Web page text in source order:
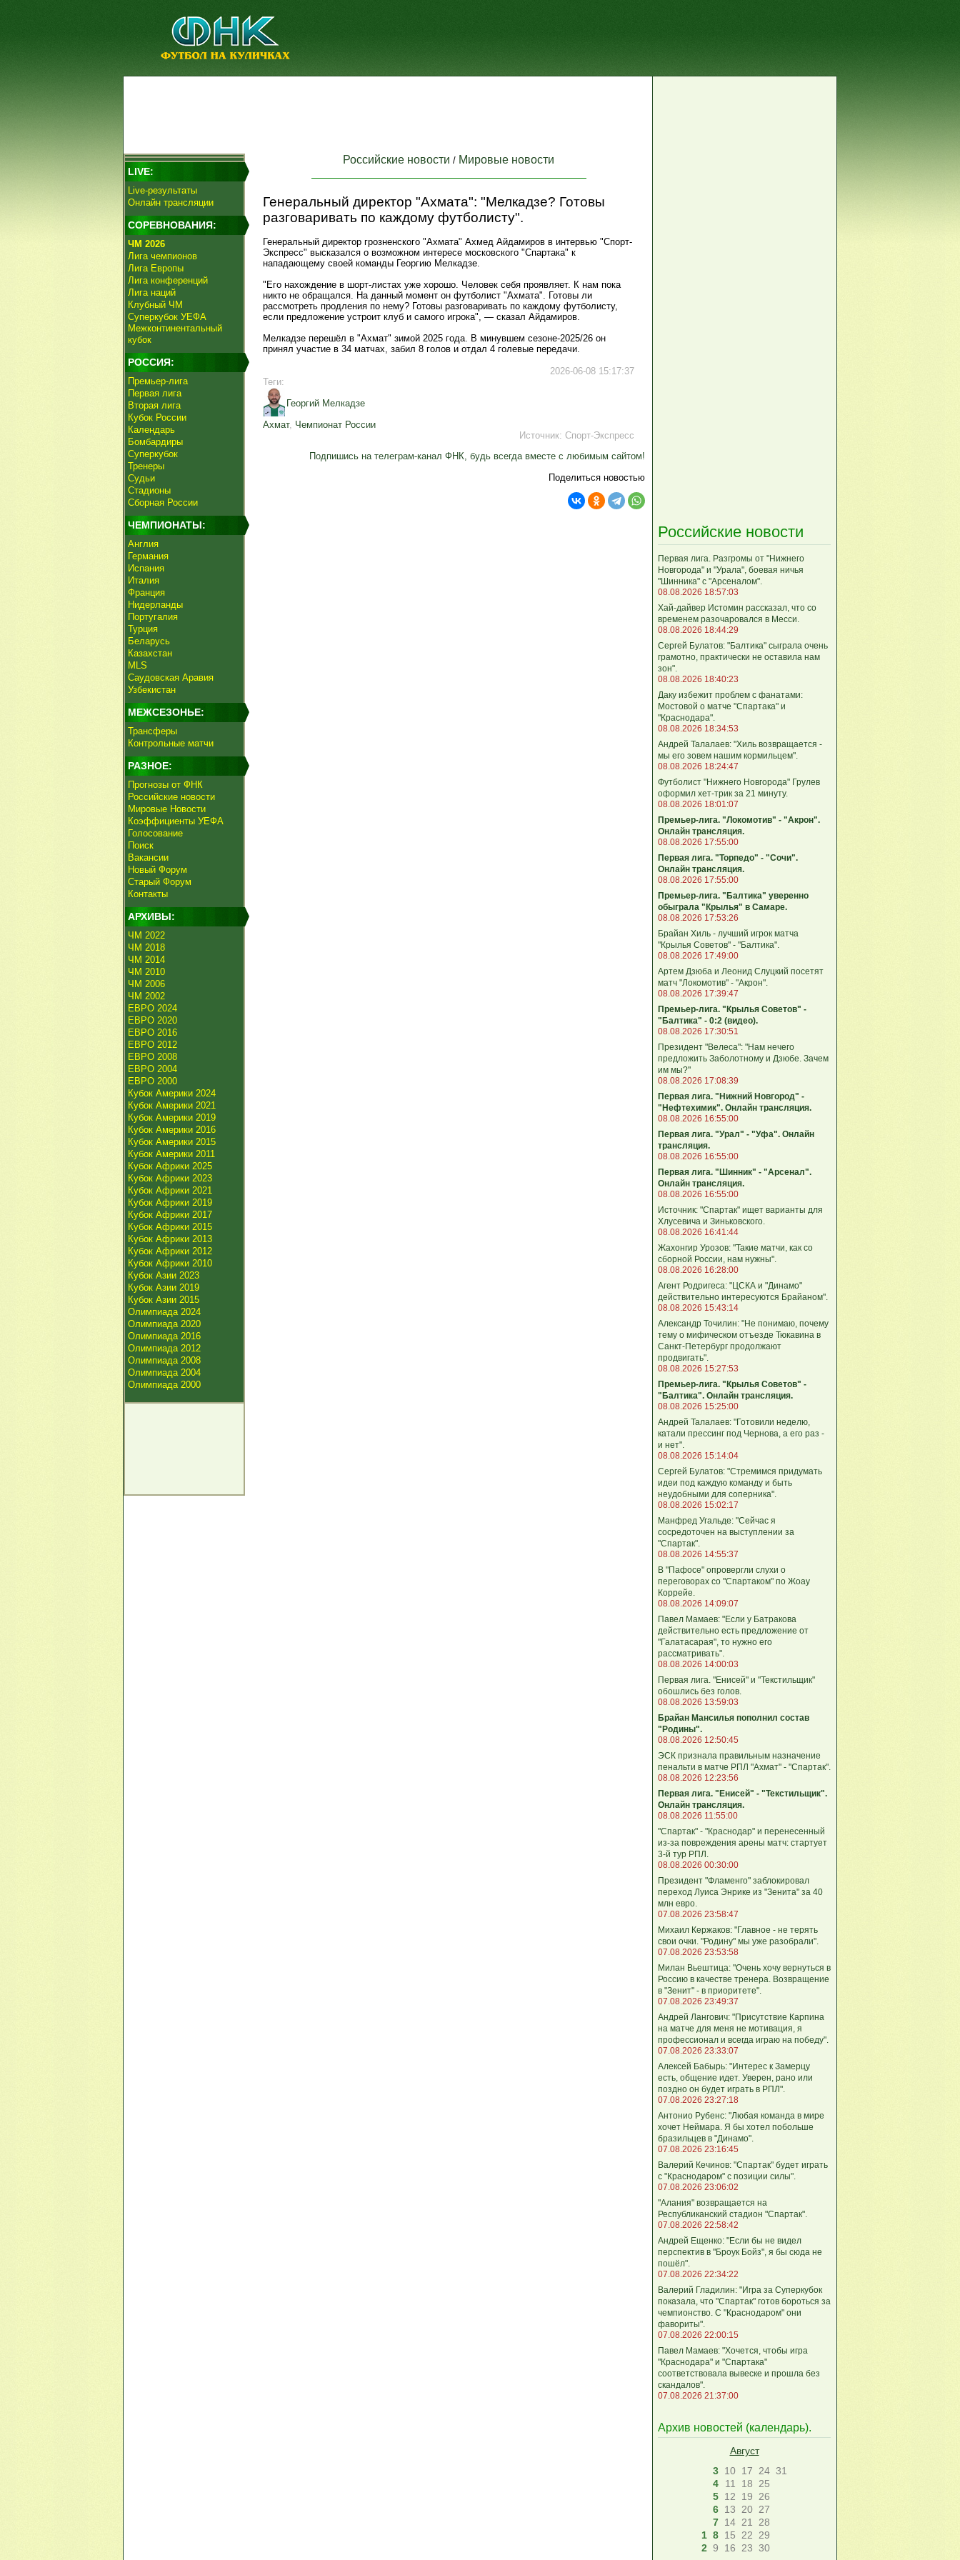
LIVE:
Live-результаты
Онлайн трансляции
СОРЕВНОВАНИЯ:
ЧМ 2026
Лига чемпионов
Лига Европы
Лига конференций
Лига наций
Клубный ЧМ
Суперкубок УЕФА
Межконтинентальный
кубок
РОССИЯ:
Премьер-лига
Первая лига
Вторая лига
Кубок России
Календарь
Бомбардиры
Суперкубок
Тренеры
Судьи
Стадионы
Сборная России
ЧЕМПИОНАТЫ:
Англия
Германия
Испания
Италия
Франция
Нидерланды
Португалия
Турция
Беларусь
Казахстан
MLS
Саудовская Аравия
Узбекистан
МЕЖСЕЗОНЬЕ:
Трансферы
Контрольные матчи
РАЗНОЕ:
Прогнозы от ФНК
Российские новости
Мировые Новости
Коэффициенты УЕФА
Голосование
Поиск
Вакансии
Новый Форум
Старый Форум
Контакты
АРХИВЫ:
ЧМ 2022
ЧМ 2018
ЧМ 2014
ЧМ 2010
ЧМ 2006
ЧМ 2002
ЕВРО 2024
ЕВРО 2020
ЕВРО 2016
ЕВРО 2012
ЕВРО 2008
ЕВРО 2004
ЕВРО 2000
Кубок Америки 2024
Кубок Америки 2021
Кубок Америки 2019
Кубок Америки 2016
Кубок Америки 2015
Кубок Америки 2011
Кубок Африки 2025
Кубок Африки 2023
Кубок Африки 2021
Кубок Африки 2019
Кубок Африки 2017
Кубок Африки 2015
Кубок Африки 2013
Кубок Африки 2012
Кубок Африки 2010
Кубок Азии 2023
Кубок Азии 2019
Кубок Азии 2015
Олимпиада 2024
Олимпиада 2020
Олимпиада 2016
Олимпиада 2012
Олимпиада 2008
Олимпиада 2004
Олимпиада 2000
Российские новости / Мировые новости
Генеральный директор "Ахмата": "Мелкадзе? Готовы
разговаривать по каждому футболисту".
Генеральный директор грозненского "Ахмата" Ахмед Айдамиров в интервью "Спорт-
Экспресс" высказался о возможном интересе московского "Спартака" к
нападающему своей команды Георгию Мелкадзе.
"Его нахождение в шорт-листах уже хорошо. Человек себя проявляет. К нам пока
никто не обращался. На данный момент он футболист "Ахмата". Готовы ли
рассмотреть продления по нему? Готовы разговаривать по каждому футболисту,
если предложение устроит клуб и самого игрока", — сказал Айдамиров.
Мелкадзе перешёл в "Ахмат" зимой 2025 года. В минувшем сезоне-2025/26 он
принял участие в 34 матчах, забил 8 голов и отдал 4 голевые передачи.
2026-06-08 15:17:37
Теги:
Георгий Мелкадзе
Ахмат, Чемпионат России
Источник: Спорт-Экспресс
Подпишись на телеграм-канал ФНК, будь всегда вместе с любимым сайтом!
Поделиться новостью
Российские новости
Первая лига. Разгромы от "Нижнего
Новгорода" и "Урала", боевая ничья
"Шинника" с "Арсеналом".
08.08.2026 18:57:03
Хай-дайвер Истомин рассказал, что со
временем разочаровался в Месси.
08.08.2026 18:44:29
Сергей Булатов: "Балтика" сыграла очень
грамотно, практически не оставила нам
зон".
08.08.2026 18:40:23
Даку избежит проблем с фанатами:
Мостовой о матче "Спартака" и
"Краснодара".
08.08.2026 18:34:53
Андрей Талалаев: "Хиль возвращается -
мы его зовем нашим кормильцем".
08.08.2026 18:24:47
Футболист "Нижнего Новгорода" Грулев
оформил хет-трик за 21 минуту.
08.08.2026 18:01:07
Премьер-лига. "Локомотив" - "Акрон".
Онлайн трансляция.
08.08.2026 17:55:00
Первая лига. "Торпедо" - "Сочи".
Онлайн трансляция.
08.08.2026 17:55:00
Премьер-лига. "Балтика" уверенно
обыграла "Крылья" в Самаре.
08.08.2026 17:53:26
Брайан Хиль - лучший игрок матча
"Крылья Советов" - "Балтика".
08.08.2026 17:49:00
Артем Дзюба и Леонид Слуцкий посетят
матч "Локомотив" - "Акрон".
08.08.2026 17:39:47
Премьер-лига. "Крылья Советов" -
"Балтика" - 0:2 (видео).
08.08.2026 17:30:51
Президент "Велеса": "Нам нечего
предложить Заболотному и Дзюбе. Зачем
им мы?"
08.08.2026 17:08:39
Первая лига. "Нижний Новгород" -
"Нефтехимик". Онлайн трансляция.
08.08.2026 16:55:00
Первая лига. "Урал" - "Уфа". Онлайн
трансляция.
08.08.2026 16:55:00
Первая лига. "Шинник" - "Арсенал".
Онлайн трансляция.
08.08.2026 16:55:00
Источник: "Спартак" ищет варианты для
Хлусевича и Зиньковского.
08.08.2026 16:41:44
Жахонгир Урозов: "Такие матчи, как со
сборной России, нам нужны".
08.08.2026 16:28:00
Агент Родригеса: "ЦСКА и "Динамо"
действительно интересуются Брайаном".
08.08.2026 15:43:14
Александр Точилин: "Не понимаю, почему
тему о мифическом отъезде Тюкавина в
Санкт-Петербург продолжают
продвигать".
08.08.2026 15:27:53
Премьер-лига. "Крылья Советов" -
"Балтика". Онлайн трансляция.
08.08.2026 15:25:00
Андрей Талалаев: "Готовили неделю,
катали прессинг под Чернова, а его раз -
и нет".
08.08.2026 15:14:04
Сергей Булатов: "Стремимся придумать
идеи под каждую команду и быть
неудобными для соперника".
08.08.2026 15:02:17
Манфред Угальде: "Сейчас я
сосредоточен на выступлении за
"Спартак".
08.08.2026 14:55:37
В "Пафосе" опровергли слухи о
переговорах со "Спартаком" по Жоау
Коррейе.
08.08.2026 14:09:07
Павел Мамаев: "Если у Батракова
действительно есть предложение от
"Галатасарая", то нужно его
рассматривать".
08.08.2026 14:00:03
Первая лига. "Енисей" и "Текстильщик"
обошлись без голов.
08.08.2026 13:59:03
Брайан Мансилья пополнил состав
"Родины".
08.08.2026 12:50:45
ЭСК признала правильным назначение
пенальти в матче РПЛ "Ахмат" - "Спартак".
08.08.2026 12:23:56
Первая лига. "Енисей" - "Текстильщик".
Онлайн трансляция.
08.08.2026 11:55:00
"Спартак" - "Краснодар" и перенесенный
из-за повреждения арены матч: стартует
3-й тур РПЛ.
08.08.2026 00:30:00
Президент "Фламенго" заблокировал
переход Луиса Энрике из "Зенита" за 40
млн евро.
07.08.2026 23:58:47
Михаил Кержаков: "Главное - не терять
свои очки. "Родину" мы уже разобрали".
07.08.2026 23:53:58
Милан Вьештица: "Очень хочу вернуться в
Россию в качестве тренера. Возвращение
в "Зенит" - в приоритете".
07.08.2026 23:49:37
Андрей Лангович: "Присутствие Карпина
на матче для меня не мотивация, я
профессионал и всегда играю на победу".
07.08.2026 23:33:07
Алексей Бабырь: "Интерес к Замерцу
есть, общение идет. Уверен, рано или
поздно он будет играть в РПЛ".
07.08.2026 23:27:18
Антонио Рубенс: "Любая команда в мире
хочет Неймара. Я бы хотел побольше
бразильцев в "Динамо".
07.08.2026 23:16:45
Валерий Кечинов: "Спартак" будет играть
с "Краснодаром" с позиции силы".
07.08.2026 23:06:02
"Алания" возвращается на
Республиканский стадион "Спартак".
07.08.2026 22:58:42
Андрей Ещенко: "Если бы не видел
перспектив в "Броук Бойз", я бы сюда не
пошёл".
07.08.2026 22:34:22
Валерий Гладилин: "Игра за Суперкубок
показала, что "Спартак" готов бороться за
чемпионство. С "Краснодаром" они
фавориты".
07.08.2026 22:00:15
Павел Мамаев: "Хочется, чтобы игра
"Краснодара" и "Спартака"
соответствовала вывеске и прошла без
скандалов".
07.08.2026 21:37:00
Архив новостей (календарь).
Август
3 10 17 24 31
4
11 18
25
5 12 19
26
6 13 20 27
7 14 21
28
1 8 15 22
29
2 9 16 23 30